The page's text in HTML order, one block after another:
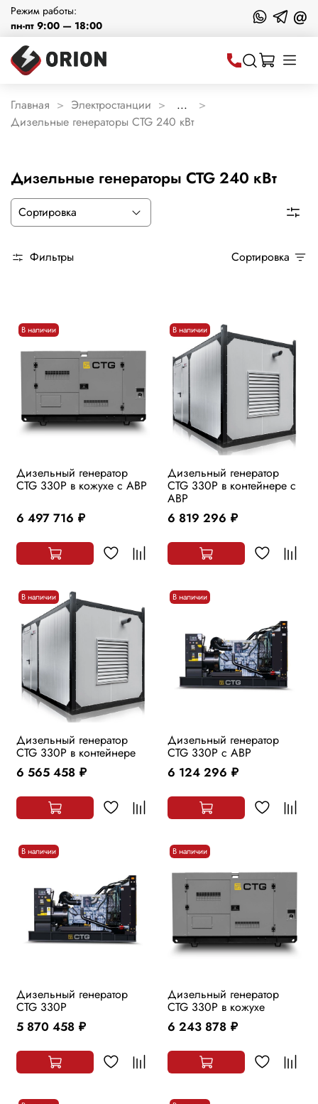
Режим работы:
пн-пт 9:00 — 18:00
@
Главная Электростанции
...
Дизельные генераторы CTG 240 кВт
Дизельные генераторы CTG 240 кВт
Фильтры Сортировка
В наличии
Дизельный генератор
CTG 330P в кожухе с АВР
6 497 716 руб.
В наличии
Дизельный генератор
CTG 330P в контейнере с
АВР
6 819 296 руб.
В наличии
Дизельный генератор
CTG 330P в контейнере
6 565 458 руб.
В наличии
Дизельный генератор
CTG 330P с АВР
6 124 296 руб.
В наличии
Дизельный генератор
CTG 330P
5 870 458 руб.
В наличии
Дизельный генератор
CTG 330P в кожухе
6 243 878 руб.